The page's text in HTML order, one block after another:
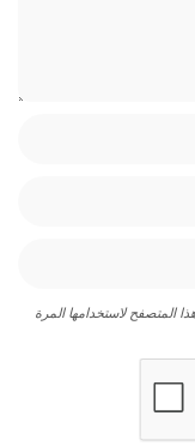
المتصفح لاستخدامها المرة